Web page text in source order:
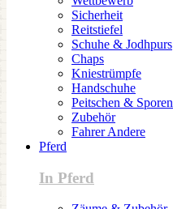
Sicherheit
Reitstiefel
Schuhe & Jodhpurs
Chaps
Kniestrümpfe
Handschuhe
Peitschen & Sporen
Zubehör
Fahrer Andere
Pferd
In Pferd